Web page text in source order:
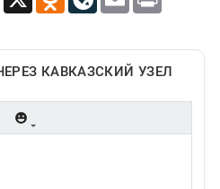
КАВКАЗСКИЙ УЗЕЛ